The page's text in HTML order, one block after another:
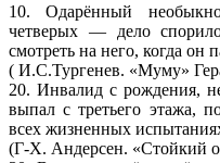
10. Одарённый
четверых — дело
смотреть на него, когда он
( И.С.Тургенев. «Муму»
20. Инвалид с рождения,
выпал с третьего этажа,
всех жизненных
(Г-Х. Андерсен. «Стойкий